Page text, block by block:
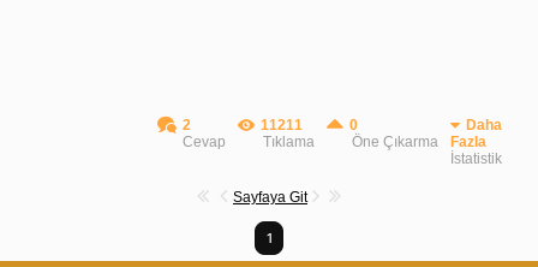
2
Cevap
11211
Tıklama
0
Öne Çıkarma
Daha
Fazla
İstatistik
Sayfaya Git
1